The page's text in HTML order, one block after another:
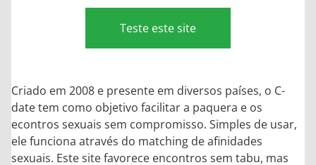
Teste este site
Criado em 2008 e presente em diversos países, o C-
date tem como objetivo facilitar a paquera e os
econtros sexuais sem compromisso. Simples de usar,
ele funciona através do matching de afinidades
sexuais. Este site favorece encontros sem tabu, mas